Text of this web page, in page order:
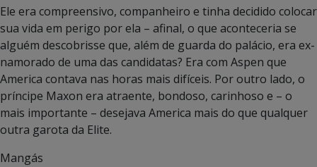
Ele era compreensivo, companheiro e tinha decidido colocar
sua vida em perigo por ela – afinal, o que aconteceria se
alguém descobrisse que, além de guarda do palácio, era ex-
namorado de uma das candidatas? Era com Aspen que
America contava nas horas mais difíceis. Por outro lado, o
príncipe Maxon era atraente, bondoso, carinhoso e – o
mais importante – desejava America mais do que qualquer
outra garota da Elite.
Mangás